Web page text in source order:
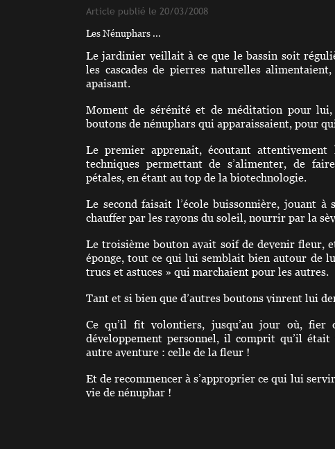
Article publié le 20/03/2008
Les Nénuphars ...
Le jardinier veillait à ce que le bassin soit
les cascades de pierres naturelles
apaisant.
Moment de sérénité et de méditation pour
boutons de nénuphars qui apparaissaient, pour
Le premier apprenait, écoutant
techniques permettant de s’alimenter, de
pétales, en étant au top de la biotechnologie.
Le second faisait l’école buissonnière, jouant à
chauffer par les rayons du soleil, nourrir par la
Le troisième bouton avait soif de devenir fleur,
éponge, tout ce qui lui semblait bien autour de
trucs et astuces » qui marchaient pour les autres.
Tant et si bien que d’autres boutons vinrent lui
Ce qu’il fit volontiers, jusqu’au jour où,
développement personnel, il comprit qu’il
autre aventure : celle de la fleur !
Et de recommencer à s’approprier ce qui lui
vie de nénuphar !